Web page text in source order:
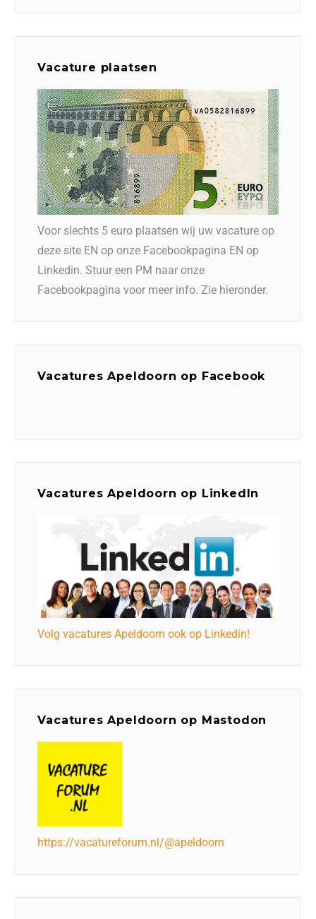
Vacature plaatsen
Voor slechts 5 euro plaatsen wij uw vacature op
deze site EN op onze Facebookpagina EN op
Linkedin. Stuur een PM naar onze
Facebookpagina voor meer info. Zie hieronder.
Vacatures Apeldoorn op Facebook
Vacatures Apeldoorn op LinkedIn
Volg vacatures Apeldoorn ook op Linkedin!
Vacatures Apeldoorn op Mastodon
https://vacatureforum.nl/@apeldoorn